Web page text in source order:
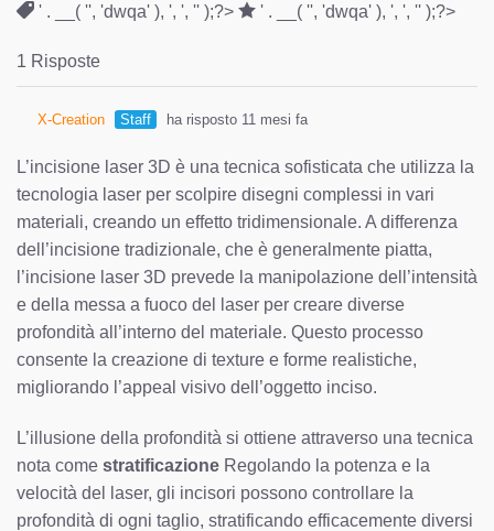
' . __( '', 'dwqa' ), ', ', '' );?> ' . __( '', 'dwqa' ), ', ', '' );?>
1 Risposte
X-Creation Staff ha risposto 11 mesi fa
L’incisione laser 3D è una tecnica sofisticata che utilizza la
tecnologia laser per scolpire disegni complessi in vari
materiali, creando un effetto tridimensionale. A differenza
dell’incisione tradizionale, che è generalmente piatta,
l’incisione laser 3D prevede la manipolazione dell’intensità
e della messa a fuoco del laser per creare diverse
profondità all’interno del materiale. Questo processo
consente la creazione di texture e forme realistiche,
migliorando l’appeal visivo dell’oggetto inciso.
L’illusione della profondità si ottiene attraverso una tecnica
nota come stratificazione Regolando la potenza e la
velocità del laser, gli incisori possono controllare la
profondità di ogni taglio, stratificando efficacemente diversi